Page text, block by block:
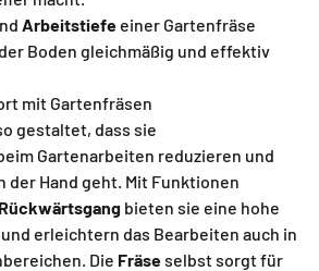
Arbeitstiefe einer Gartenfräse
Boden gleichmäßig und effektiv
mit Gartenfräsen
gestaltet, dass sie
Gartenarbeiten reduzieren und
der Hand geht. Mit Funktionen
bieten sie eine hohe
erleichtern das Bearbeiten auch in
Die Fräseselbst sorgt für